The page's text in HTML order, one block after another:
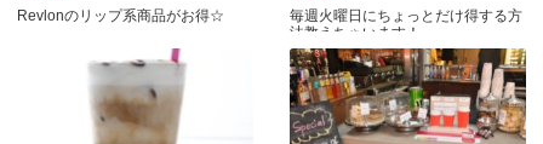
Revlonのリップ系商品がお得☆
毎週火曜日にちょっとだけ得する方
法教えちゃいます！